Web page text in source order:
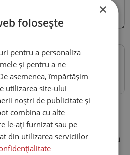
și condițiile site-ului
2001 si 506/2004, sunt de acord
personal sa fie folosite pentru
pe site-ul agentiei City
×
folosește
pentru a personaliza
și pentru a ne
asemenea, împărtășim
utilizarea site-ului
noștri de publicitate și
combina cu alte
le-ați furnizat sau pe
din utilizarea serviciilor